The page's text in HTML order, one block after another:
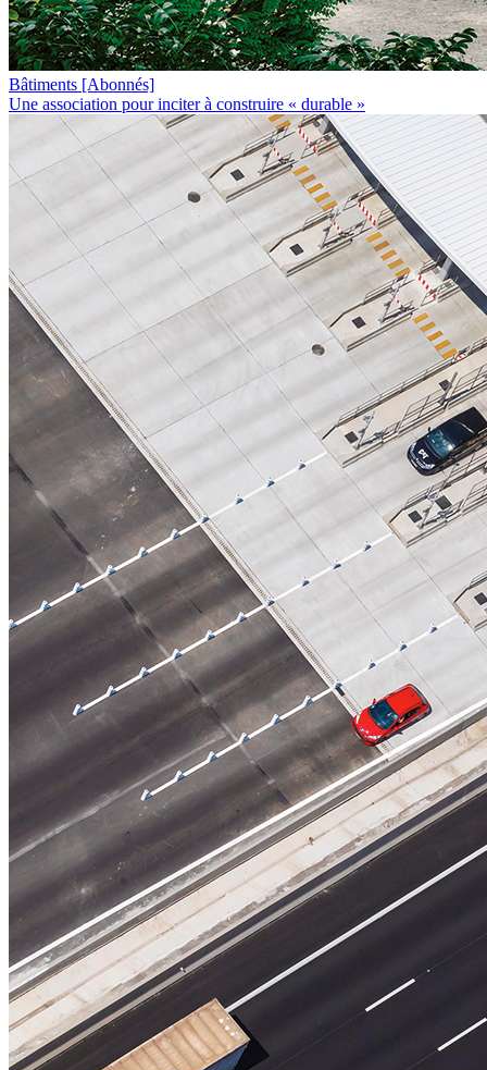
Bâtiments [Abonnés]
Une association pour inciter à construire « durable »